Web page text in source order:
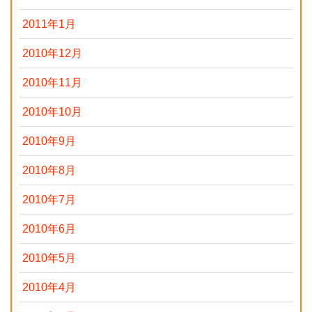
2011年1月
2010年12月
2010年11月
2010年10月
2010年9月
2010年8月
2010年7月
2010年6月
2010年5月
2010年4月